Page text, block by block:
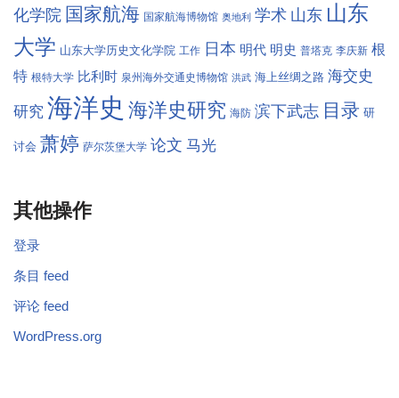
化学院 国家航海 国家航海博物馆 奥地利 学术 山东 山东
大学 山东大学历史文化学院 工作 日本 明代 明史 普塔克 李庆新 根
特 根特大学 比利时 泉州海外交通史博物馆 洪武 海上丝绸之路 海交史
研究 海洋史 海洋史研究 海防 滨下武志 目录 研
讨会 萧婷 萨尔茨堡大学 论文 马光
其他操作
登录
条目 feed
评论 feed
WordPress.org